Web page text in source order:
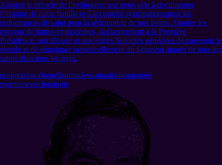
Ajoutez le miracle de l’ordinateur, qui nous aide à documenter
l’histoire de notre famille et à accomplir systématiquement les
ordonnances de salut pour la rédemption de nos morts. Ajoutez les
moyens de transport modernes, qui permettent à la Première
Présidence, aux Douze et aux autres Autorités générales de parcourir le
monde et de témoigner personnellement du Seigneur auprès de tous les
saints dans tous les pays.
progression éternellemiraclesnaturalismeautorités
mormonestechnologie